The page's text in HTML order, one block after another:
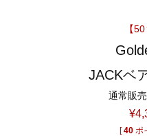
【
JACKベ
通常販
¥
[ 40 ポ